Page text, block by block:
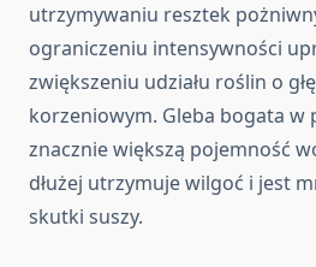
utrzymywaniu resztek
ograniczeniu intensywności
zwiększeniu udziału roślin o
korzeniowym. Gleba bogata w
znacznie większą pojemność
dłużej utrzymuje wilgoć i jest
skutki suszy.